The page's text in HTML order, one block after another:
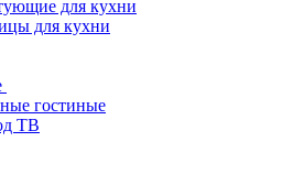
для кухни
для кухни
гостиные
ТВ